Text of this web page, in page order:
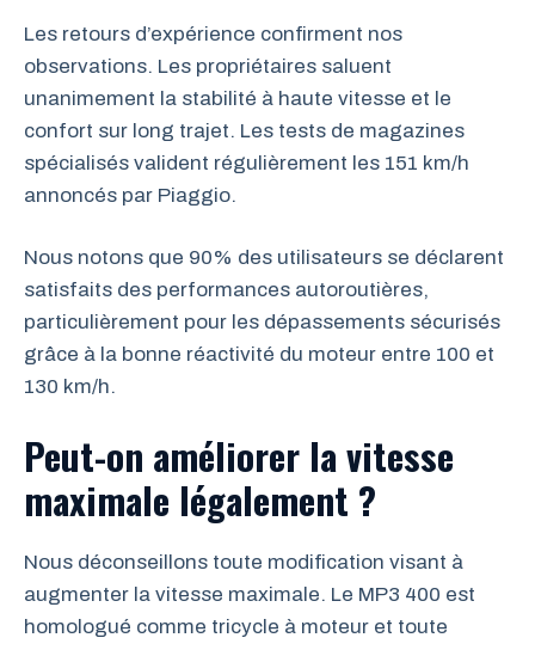
Les retours d’expérience confirment nos
observations. Les propriétaires saluent
unanimement la stabilité à haute vitesse et le
confort sur long trajet. Les tests de magazines
spécialisés valident régulièrement les 151 km/h
annoncés par Piaggio.
Nous notons que 90% des utilisateurs se déclarent
satisfaits des performances autoroutières,
particulièrement pour les dépassements sécurisés
grâce à la bonne réactivité du moteur entre 100 et
130 km/h.
Peut-on améliorer la vitesse
maximale légalement ?
Nous déconseillons toute modification visant à
augmenter la vitesse maximale. Le MP3 400 est
homologué comme tricycle à moteur et toute